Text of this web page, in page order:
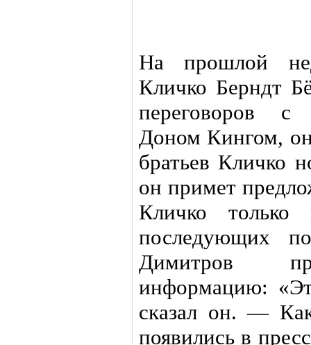
На прошлой
Кличко Берндт
переговоров с
Доном Кингом,
братьев Кличко
он примет
Кличко
последующих
Димитров
информацию:
сказал он. —
появились в